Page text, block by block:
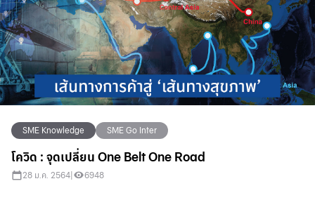
SME Knowledge SME Go Inter
โควิด : จุดเปลี่ยน One Belt One Road
28 ม.ค. 2564 6948